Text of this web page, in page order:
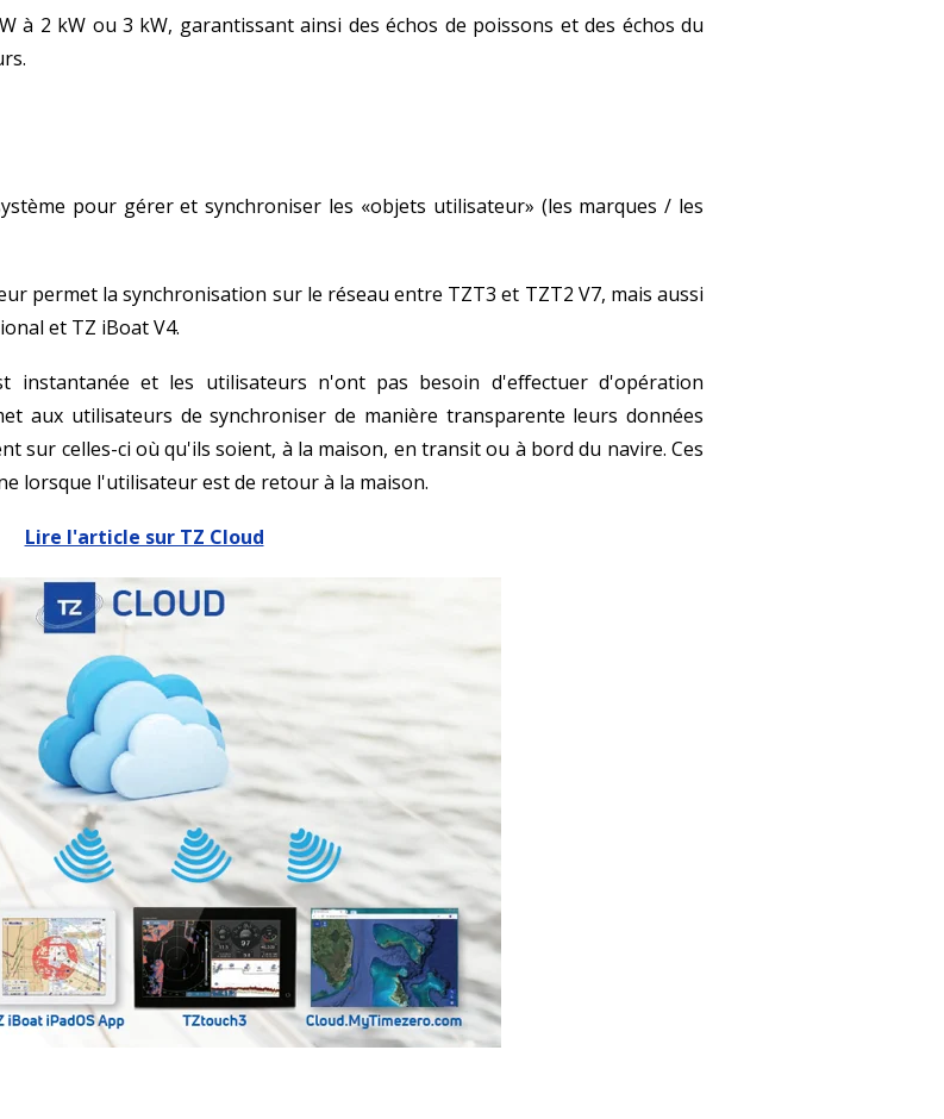
à 2 kW ou 3 kW, garantissant ainsi des échos de poissons et des échos du
pour gérer et synchroniser les «objets utilisateur» (les marques / les
permet la synchronisation sur le réseau entre TZT3 et TZT2 V7, mais aussi
et TZ iBoat V4.
instantanée et les utilisateurs n'ont pas besoin d'effectuer d'opération
aux utilisateurs de synchroniser de manière transparente leurs données
sur celles-ci où qu'ils soient, à la maison, en transit ou à bord du navire. Ces
lorsque l'utilisateur est de retour à la maison.
Lire l'article sur TZ Cloud